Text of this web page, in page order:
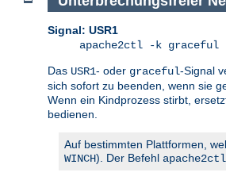
Signal: USR1
apache2ctl -k graceful
Das USR1- oder graceful-Signal
sich sofort zu beenden, wenn sie
Wenn ein Kindprozess stirbt,
bedienen.
Auf bestimmten Plattformen,
WINCH). Der Befehl